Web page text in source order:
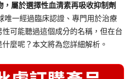
屬於選擇性血清素再吸收抑制劑
唯一經過臨床認證、專門用於治療
可能聽過這個成分的名稱，但在台
麼呢？本文將為您詳細解析。